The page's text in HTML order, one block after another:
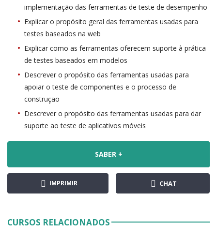
implementação das ferramentas de teste de desempenho
Explicar o propósito geral das ferramentas usadas para
testes baseados na web
Explicar como as ferramentas oferecem suporte à prática
de testes baseados em modelos
Descrever o propósito das ferramentas usadas para
apoiar o teste de componentes e o processo de
construção
Descrever o propósito das ferramentas usadas para dar
suporte ao teste de aplicativos móveis
SABER +
IMPRIMIR CHAT
CURSOS RELACIONADOS